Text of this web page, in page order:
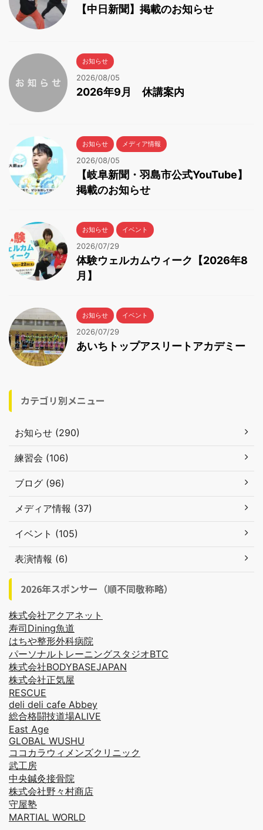
【中日新聞】掲載のお知らせ
お知らせ
2026/08/05
2026年9月 休講案内
お知らせ メディア情報
2026/08/05
【岐阜新聞・羽島市公式YouTube】
掲載のお知らせ
お知らせ イベント
2026/07/29
体験ウェルカムウィーク【2026年8
月】
お知らせ イベント
2026/07/29
あいちトップアスリートアカデミー
カテゴリ別メニュー
お知らせ (290)
練習会 (106)
ブログ (96)
メディア情報 (37)
イベント (105)
表演情報 (6)
2026年スポンサー（順不同敬称略）
株式会社アクアネット
寿司Dining魚道
はちや整形外科病院
パーソナルトレーニングスタジオBTC
株式会社BODYBASEJAPAN
株式会社正気屋
RESCUE
deli deli cafe Abbey
総合格闘技道場ALIVE
East Age
GLOBAL WUSHU
ココカラウィメンズクリニック
武工房
中央鍼灸接骨院
株式会社野々村商店
守屋塾
MARTIAL WORLD